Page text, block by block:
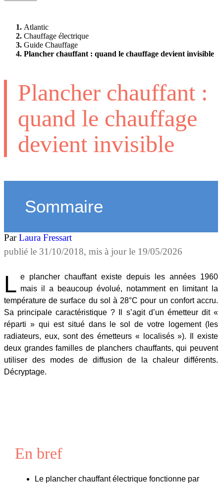
Atlantic
Chauffage électrique
Guide Chauffage
Plancher chauffant : quand le chauffage devient invisible
Plancher chauffant :
quand le chauffage
devient invisible
Sommaire
ParLaura Fressart
publié le 31/10/2018, mis à jour le 19/05/2026
L e plancher chauffant existe depuis les années 1960
mais il a beaucoup évolué, notamment en limitant la
température de surface du sol à 28°C pour un confort accru.
Sa principale caractéristique ? Il s’agit d’un émetteur dit «
réparti » qui est situé dans le sol de votre logement (les
radiateurs, eux, sont des émetteurs « localisés »). Il existe
deux grandes familles de planchers chauffants, qui peuvent
utiliser des modes de diffusion de la chaleur différents.
Décryptage.
En bref
Le plancher chauffant électrique fonctionne par